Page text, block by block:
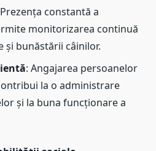
constantă a
monitorizarea continuă
și bunăstării câinilor.
: Angajarea persoanelor
la o administrare
și la buna funcționare a